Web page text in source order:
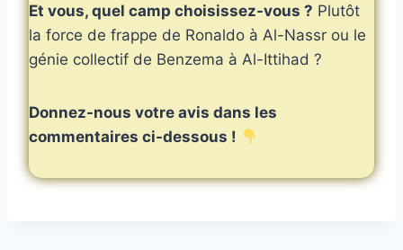
Et vous, quel camp choisissez-vous ? Plutôt
la force de frappe de Ronaldo à Al-Nassr ou le
génie collectif de Benzema à Al-Ittihad ?
Donnez-nous votre avis dans les
commentaires ci-dessous !